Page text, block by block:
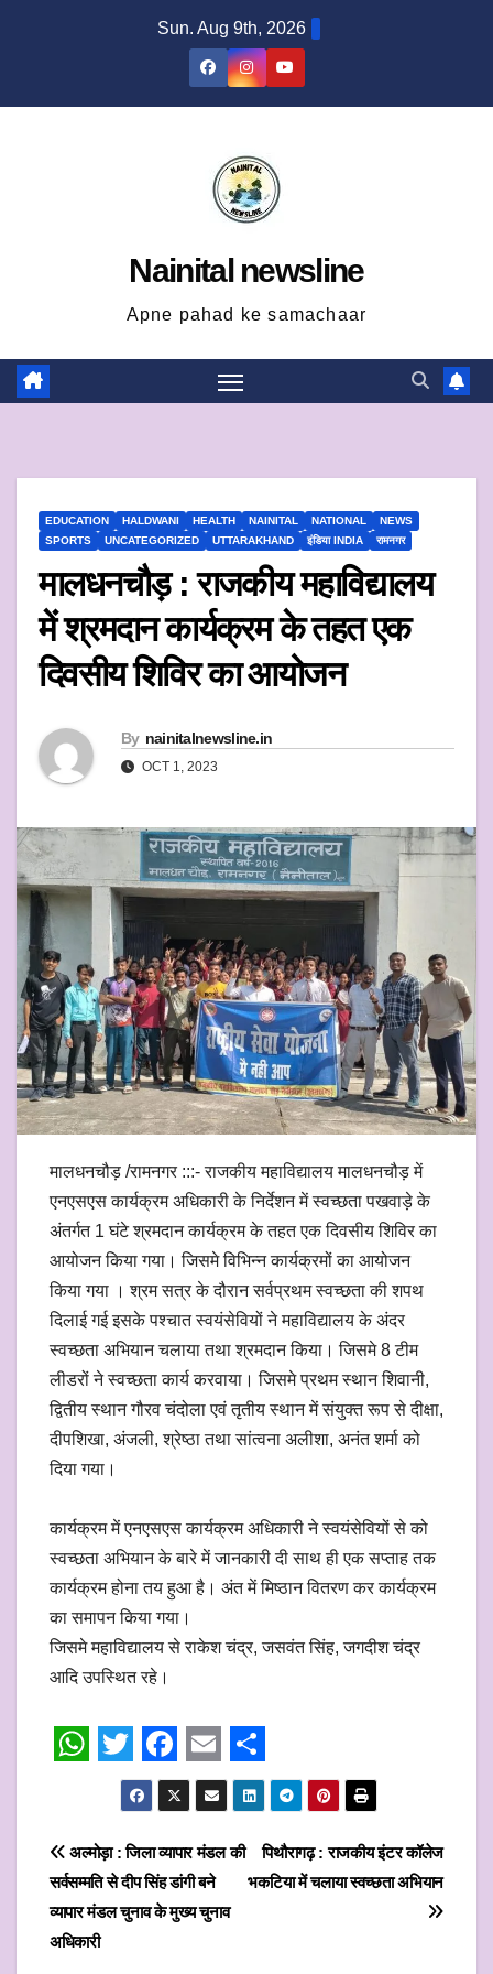
Sun. Aug 9th, 2026
Nainital newsline
Apne pahad ke samachaar
EDUCATION HALDWANI HEALTH NAINITAL NATIONAL
NEWS
SPORTS
UNCATEGORIZED UTTARAKHAND इंडिया INDIA रामनगर
मालधनचौड़ : राजकीय महाविद्यालय
में श्रमदान कार्यक्रम के तहत एक
दिवसीय शिविर का आयोजन
By nainitalnewsline.in
OCT 1, 2023
मालधनचौड़ /रामनगर :::- राजकीय महाविद्यालय मालधनचौड़ में
एनएसएस कार्यक्रम अधिकारी के निर्देशन में स्वच्छता पखवाड़े के
अंतर्गत 1 घंटे श्रमदान कार्यक्रम के तहत एक दिवसीय शिविर का
आयोजन किया गया। जिसमे विभिन्न कार्यक्रमों का आयोजन
किया गया । श्रम सत्र के दौरान सर्वप्रथम स्वच्छता की शपथ
दिलाई गई इसके पश्चात स्वयंसेवियों ने महाविद्यालय के अंदर
स्वच्छता अभियान चलाया तथा श्रमदान किया। जिसमे 8 टीम
लीडरों ने स्वच्छता कार्य करवाया। जिसमे प्रथम स्थान शिवानी,
द्वितीय स्थान गौरव चंदोला एवं तृतीय स्थान में संयुक्त रूप से दीक्षा,
दीपशिखा, अंजली, श्रेष्ठा तथा सांत्वना अलीशा, अनंत शर्मा को
दिया गया।
कार्यक्रम में एनएसएस कार्यक्रम अधिकारी ने स्वयंसेवियों से को
स्वच्छता अभियान के बारे में जानकारी दी साथ ही एक सप्ताह तक
कार्यक्रम होना तय हुआ है। अंत में मिष्ठान वितरण कर कार्यक्रम
का समापन किया गया।
जिसमे महाविद्यालय से राकेश चंद्र, जसवंत सिंह, जगदीश चंद्र
आदि उपस्थित रहे।
a
t
s
A
w
i
t
t
e
F
a
c
e
b
E
m
a
i
l
S
h
a
e
Post
navigation
पिथौरागढ़ : राजकीय इंटर कॉलेज
भकटिया में चलाया स्वच्छता अभियान
अल्मोड़ा : जिला व्यापार मंडल की
सर्वसम्मति से दीप सिंह डांगी बने
व्यापार मंडल चुनाव के मुख्य चुनाव
अधिकारी